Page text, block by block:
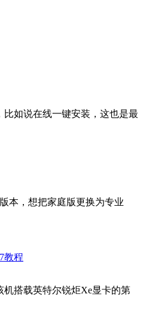
如说在线一键安装，这也是最
本，想把家庭版更换为专业
教程
机搭载英特尔锐炬Xe显卡的第